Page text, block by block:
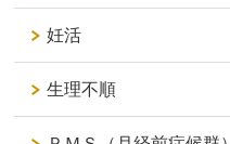
妊活
生理不順